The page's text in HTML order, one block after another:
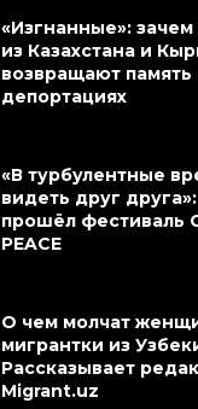
«Изгнанные»:
из Казахстана и
возвращают память
депортациях
«В турбулентные
видеть друг
прошёл фестиваль
PEACE
О чем молчат
мигрантки из
Рассказывает
Migrant.uz